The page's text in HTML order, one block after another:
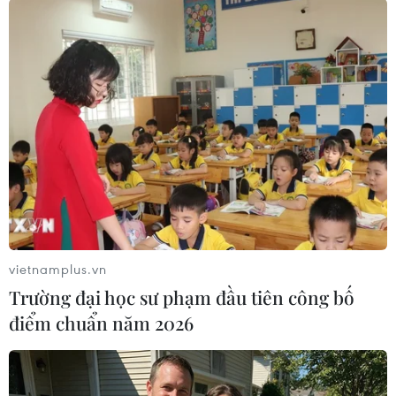
Thùy Chi (TTXVN)
vietnamplus.vn
Trường đại học sư phạm đầu tiên công bố
điểm chuẩn năm 2026